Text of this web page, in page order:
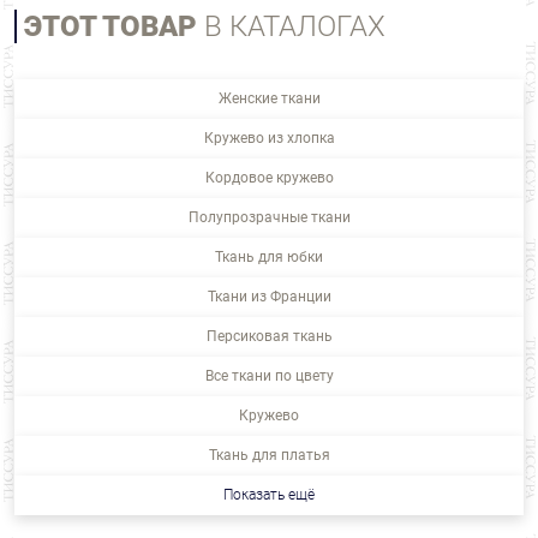
ЭТОТ ТОВАР В КАТАЛОГАХ
Женские ткани
Кружево из хлопка
Кордовое кружево
Полупрозрачные ткани
Ткань для юбки
Ткани из Франции
Персиковая ткань
Все ткани по цвету
Кружево
Ткань для платья
Показать ещё